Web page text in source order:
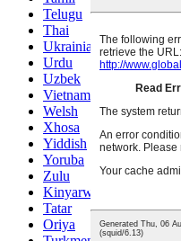
Telugu
Thai
Ukrainian
Urdu
Uzbek
Vietnamese
Welsh
Xhosa
Yiddish
Yoruba
Zulu
Kinyarwanda
Tatar
Oriya